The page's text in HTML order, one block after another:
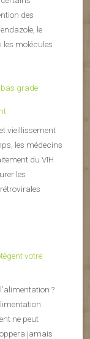
des
le
les molécules
vieillissement
les médecins
du VIH
les
votre
?
ne peut
jamais